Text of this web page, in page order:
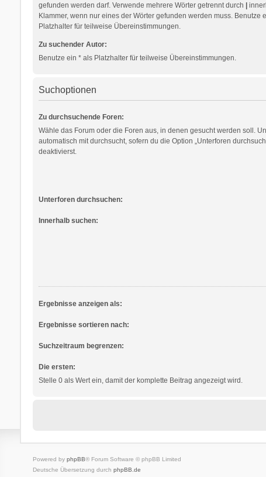
gefunden werden darf. Verwende mehrere Wörter getrennt durch
Klammer, wenn nur eines der Wörter gefunden werden muss. Benutze
Platzhalter für teilweise Übereinstimmungen.
Zu suchender Autor:
Benutze ein * als Platzhalter für teilweise Übereinstimmungen.
Suchoptionen
Zu durchsuchende Foren:
Wähle das Forum oder die Foren aus, in denen gesucht werden soll.
automatisch mit durchsucht, sofern du die Option „Unterforen
deaktivierst.
Unterforen durchsuchen:
Innerhalb suchen:
Ergebnisse anzeigen als:
Ergebnisse sortieren nach:
Suchzeitraum begrenzen:
Die ersten:
Stelle 0 als Wert ein, damit der komplette Beitrag angezeigt wird.
Powered by phpBB® Forum Software © phpBB Limited
Deutsche Übersetzung durch phpBB.de